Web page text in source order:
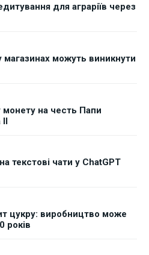
для аграріїв через
можуть виникнути
на честь Папи
II
текстові чати у ChatGPT
цукру: виробництво може
років